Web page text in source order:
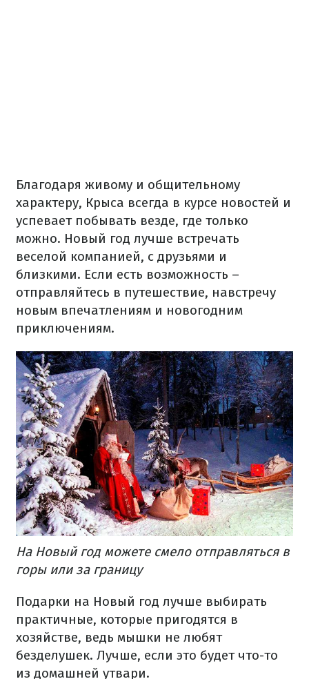
Благодаря живому и общительному
характеру, Крыса всегда в курсе новостей и
успевает побывать везде, где только
можно. Новый год лучше встречать
веселой компанией, с друзьями и
близкими. Если есть возможность –
отправляйтесь в путешествие, навстречу
новым впечатлениям и новогодним
приключениям.
На Новый год можете смело отправляться в
горы или за границу
Подарки на Новый год лучше выбирать
практичные, которые пригодятся в
хозяйстве, ведь мышки не любят
безделушек. Лучше, если это будет что-то
из домашней утвари.